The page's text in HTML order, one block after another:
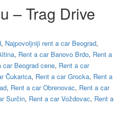
– Trag Drive
, Najpovoljniji rent a car Beograd,
, Rent a car Banovo Brdo, Rent a
car Beograd cene, Rent a car
Čukarica, Rent a car Grocka, Rent a
, Rent a car Obrenovac, Rent a car
Surčin, Rent a car Voždovac, Rent a